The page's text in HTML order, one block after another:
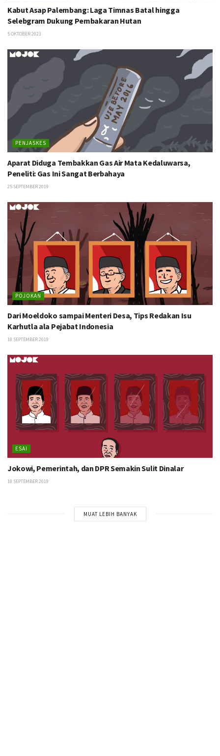
Kabut Asap Palembang: Laga Timnas Batal hingga
Selebgram Dukung Pembakaran Hutan
5 OKTOBER 2023
PENJASKES
Aparat Diduga Tembakkan Gas Air Mata Kedaluwarsa,
Peneliti: Gas Ini Sangat Berbahaya
25 SEPTEMBER 2019
POJOKAN
Dari Moeldoko sampai Menteri Desa, Tips Redakan Isu
Karhutla ala Pejabat Indonesia
18 SEPTEMBER 2019
ESAI
Jokowi, Pemerintah, dan DPR Semakin Sulit Dinalar
18 SEPTEMBER 2019
MUAT LEBIH BANYAK